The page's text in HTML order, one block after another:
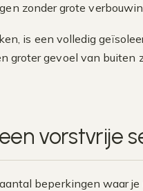
zonder grote
is een volledig
groter gevoel van buiten
vorstvrije
beperkingen waar